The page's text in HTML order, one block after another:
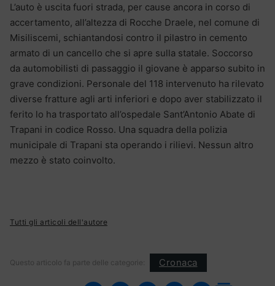
L’auto è uscita fuori strada, per cause ancora in corso di
accertamento, all’altezza di Rocche Draele, nel comune di
Misiliscemi, schiantandosi contro il pilastro in cemento
armato di un cancello che si apre sulla statale. Soccorso
da automobilisti di passaggio il giovane è apparso subito in
grave condizioni. Personale del 118 intervenuto ha rilevato
diverse fratture agli arti inferiori e dopo aver stabilizzato il
ferito lo ha trasportato all’ospedale Sant’Antonio Abate di
Trapani in codice Rosso. Una squadra della polizia
municipale di Trapani sta operando i rilievi. Nessun altro
mezzo è stato coinvolto.
Tutti gli articoli dell'autore
Questo articolo fa parte delle categorie: Cronaca